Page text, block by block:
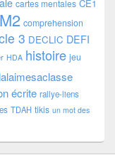
cartes mentales CE1
comprehension
3 DECLIC DEFI
HDA histoire jeu
lalaimesaclasse
écrite rallye-liens
TDAH tikis un mot des